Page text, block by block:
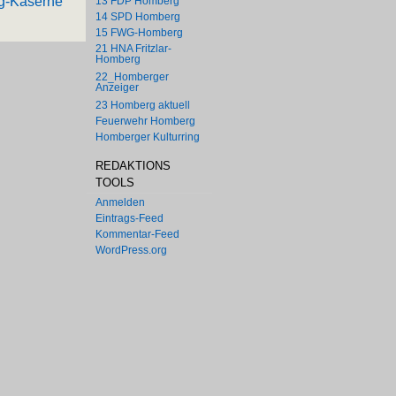
14 SPD Homberg
15 FWG-Homberg
21 HNA Fritzlar-
Homberg
22_Homberger
Anzeiger
23 Homberg aktuell
Feuerwehr Homberg
Homberger Kulturring
REDAKTIONS
TOOLS
Anmelden
Eintrags-Feed
Kommentar-Feed
WordPress.org